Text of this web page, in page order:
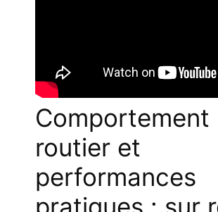
Comportement
routier et
performances